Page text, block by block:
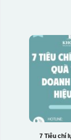
7 Tiêu chí